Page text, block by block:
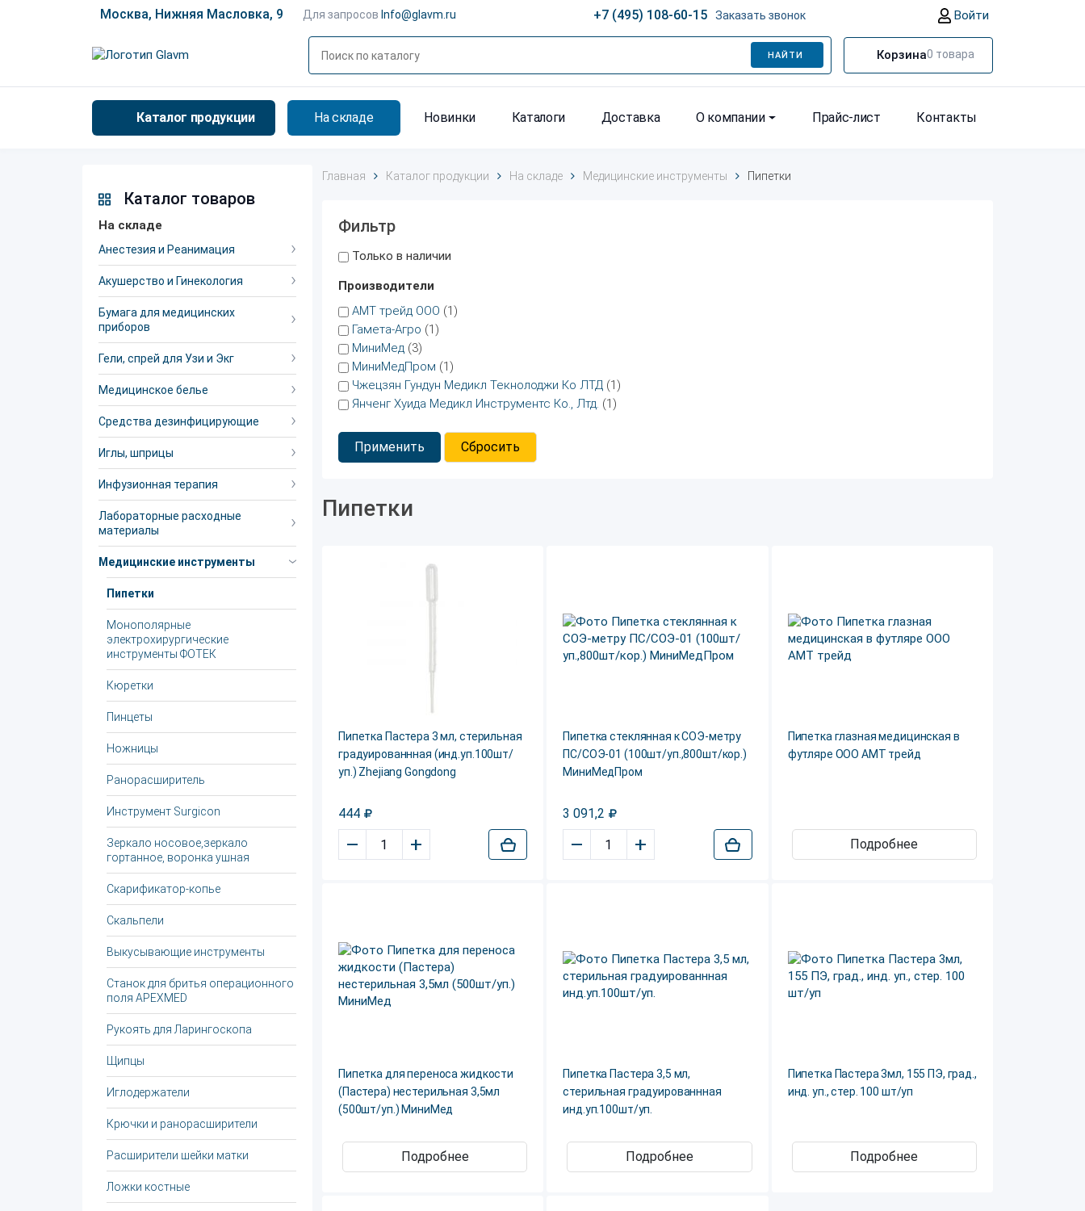
Москва, Нижняя Масловка, 9 Для запросов Info@glavm.ru +7 (495) 108-60-15 Заказать звонок Войти
НАЙТИ Корзина0 товара
Каталог продукции На складе Новинки Каталоги Доставка О компании Прайс-лист Контакты
Каталог товаров
На складе
Анестезия и Реанимация
Акушерство и Гинекология
Бумага для медицинских
приборов
Гели, спрей для Узи и Экг
Медицинское белье
Средства дезинфицирующие
Иглы, шприцы
Инфузионная терапия
Лабораторные расходные
материалы
Медицинские инструменты
Пипетки
Монополярные
электрохирургические
инструменты ФОТЕК
Кюретки
Пинцеты
Ножницы
Ранорасширитель
Инструмент Surgicon
Зеркало носовое,зеркало
гортанное, воронка ушная
Скарификатор-копье
Скальпели
Выкусывающие инструменты
Станок для бритья операционного
поля APEXMED
Рукоять для Ларингоскопа
Щипцы
Иглодержатели
Крючки и ранорасширители
Расширители шейки матки
Ложки костные
Главная Каталог продукции На складе Медицинские инструменты Пипетки
Фильтр
Только в наличии
Производители
АМТ трейд ООО (1)
Гамета-Агро (1)
МиниМед (3)
МиниМедПром (1)
Чжецзян Гундун Медикл Текнолоджи Ко ЛТД (1)
Янченг Хуида Медикл Инструментс Ко., Лтд. (1)
Применить Сбросить
Пипетки
Пипетка Пастера 3 мл, стерильная
градуированнная (инд.уп.100шт/
уп.) Zhejiang Gongdong
444
– +
Пипетка стеклянная к СОЭ-метру
ПС/СОЭ-01 (100шт/уп.,800шт/кор.)
МиниМедПром
3 091,2
– +
Пипетка глазная медицинская в
футляре ООО АМТ трейд
Подробнее
Пипетка для переноса жидкости
(Пастера) нестерильная 3,5мл
(500шт/уп.) МиниМед
Подробнее
Пипетка Пастера 3,5 мл,
стерильная градуированнная
инд.уп.100шт/уп.
Подробнее
Пипетка Пастера 3мл, 155 ПЭ, град.,
инд. уп., стер. 100 шт/уп
Подробнее